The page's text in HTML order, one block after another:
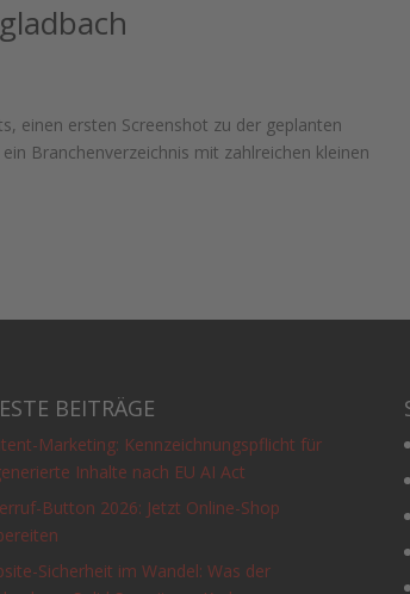
einen ersten Screenshot zu der geplanten
Branchenverzeichnis mit zahlreichen kleinen
BEITRÄGE
Marketing: Kennzeichnungspflicht für
Inhalte nach EU AI Act
Button 2026: Jetzt Online-Shop
Sicherheit im Wandel: Was der